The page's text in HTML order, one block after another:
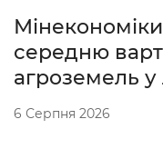
середню
агроземель у
6 Серпня 2026